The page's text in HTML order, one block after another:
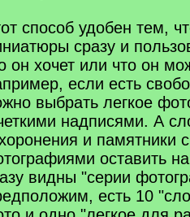
способ удобен тем,
сразу и
он хочет или что он
если есть
выбрать легкое
надписями. А
и памятники
оставить
видны "серии
есть 10